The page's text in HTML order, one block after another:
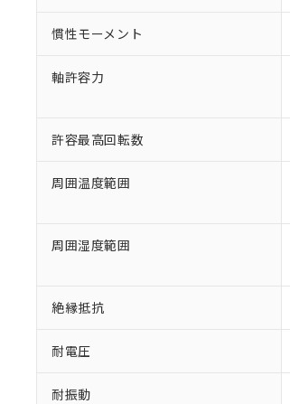
慣性モーメント
軸許容力
許容最高回転数
周囲温度範囲
周囲湿度範囲
絶縁抵抗
耐電圧
耐振動